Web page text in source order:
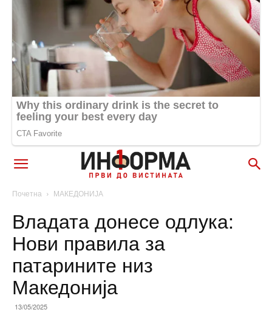
Почетна МАКЕДОНИЈА
Владата донесе одлука:
Нови правила за
патарините низ
Македонија
13/05/2025